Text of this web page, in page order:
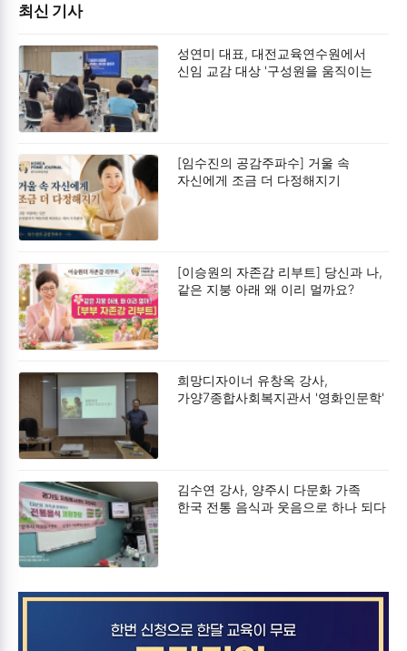
최신 기사
성연미 대표, 대전교육연수원에서
신임 교감 대상 '구성원을 움직이는
[임수진의 공감주파수] 거울 속
자신에게 조금 더 다정해지기
[이승원의 자존감 리부트] 당신과 나,
같은 지붕 아래 왜 이리 멀까요?
희망디자이너 유창옥 강사,
가양7종합사회복지관서 '영화인문학'
김수연 강사, 양주시 다문화 가족
한국 전통 음식과 웃음으로 하나 되다